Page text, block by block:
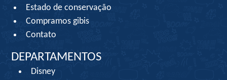
Estado de conservação
Compramos gibis
Contato
DEPARTAMENTOS
Disney